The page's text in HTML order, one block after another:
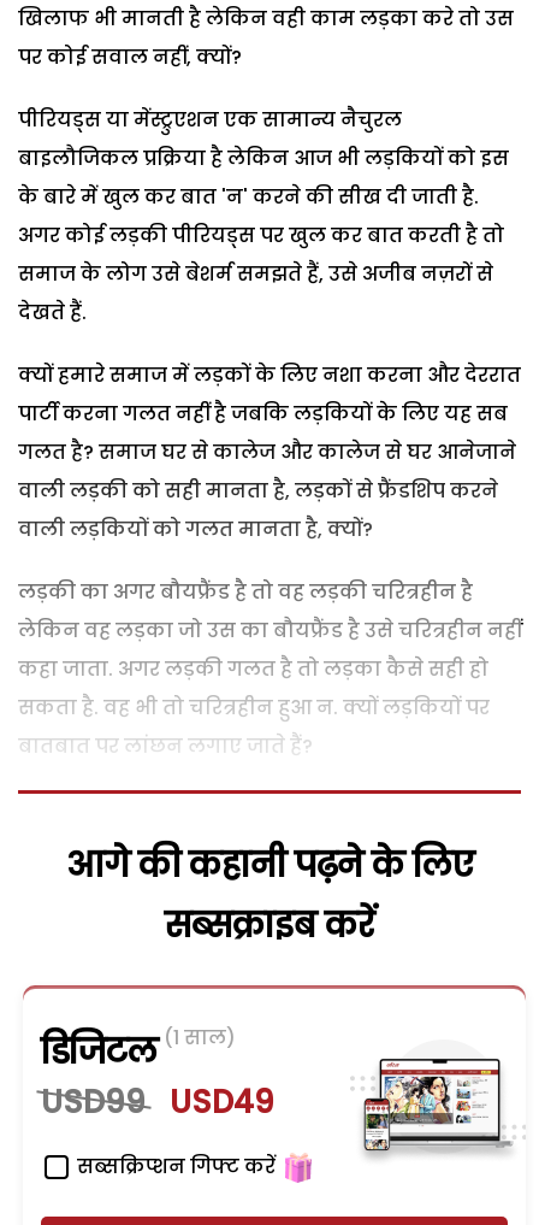
खिलाफ भी मानती है लेकिन वही काम लड़का करे तो उस
पर कोई सवाल नहीं, क्यों?
पीरियड्स या मेंस्ट्रुएशन एक सामान्य नैचुरल
बाइलौजिकल प्रक्रिया है लेकिन आज भी लड़कियों को इस
के बारे में खुल कर बात 'न' करने की सीख दी जाती है.
अगर कोई लड़की पीरियड्स पर खुल कर बात करती है तो
समाज के लोग उसे बेशर्म समझते हैं, उसे अजीब नज़रों से
देखते हैं.
क्यों हमारे समाज में लड़कों के लिए नशा करना और देररात
पार्टी करना गलत नहीं है जबकि लड़कियों के लिए यह सब
गलत है? समाज घर से कालेज और कालेज से घर आनेजाने
वाली लड़की को सही मानता है, लड़कों से फ्रैंडशिप करने
वाली लड़कियों को गलत मानता है, क्यों?
लड़की का अगर बौयफ्रैंड है तो वह लड़की चरित्रहीन है
लेकिन वह लड़का जो उस का बौयफ्रैंड है उसे चरित्रहीन नहीं
कहा जाता. अगर लड़की गलत है तो लड़का कैसे सही हो
सकता है. वह भी तो चरित्रहीन हुआ न. क्यों लड़कियों पर
बातबात पर लांछन लगाए जाते हैं?
आगे की कहानी पढ़ने के लिए
सब्सक्राइब करें
डिजिटल (1 साल)
USD99 USD49
सब्सक्रिप्शन गिफ्ट करें